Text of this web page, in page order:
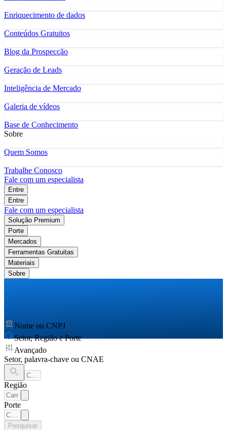
Enriquecimento de dados
Conteúdos Gratuitos
Blog da Prospecção
Geração de Leads
Inteligência de Mercado
Galeria de vídeos
Base de Conhecimento
Sobre
Quem Somos
Trabalhe Conosco
Fale com um especialista
Entre
Entre
Fale com um especialista
Solução Premium
Porte
Mercados
Ferramentas Gratuitas
Materiais
Sobre
Nome ou CNPJ
Setor, Região e Porte
Avançado
Setor, palavra-chave ou CNAE
Região
Porte
Pesquisar